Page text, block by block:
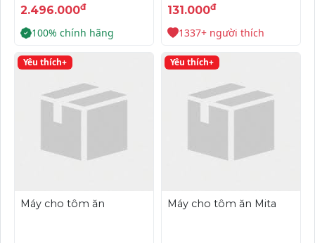
2.496.000đ
100% chính hãng
131.000đ
1337+ người thích
Yêu thích+
Máy cho tôm ăn
Yêu thích+
Máy cho tôm ăn Mita